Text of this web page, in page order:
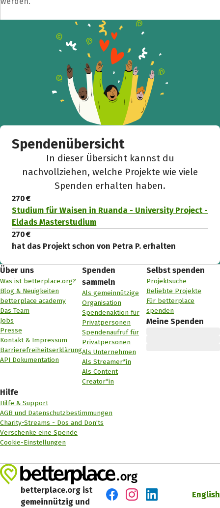
Spendenübersicht
In dieser Übersicht kannst du
nachvollziehen, welche Projekte wie viele
Spenden erhalten haben.
270 €
Studium für Waisen in Ruanda - University Project -
Eldads Masterstudium
270 €
hat das Projekt schon von Petra P. erhalten
Über uns
Was ist betterplace.org?
Blog & Neuigkeiten
betterplace academy
Das Team
Jobs
Presse
Kontakt & Impressum
Barrierefreiheitserklärung
API Dokumentation
Spenden
sammeln
Als gemeinnützige
Organisation
Spendenaktion für
Privatpersonen
Spendenaufruf für
Privatpersonen
Als Unternehmen
Als Streamer*in
Als Content
Creator*in
Selbst spenden
Projektsuche
Beliebte Projekte
Für betterplace
spenden
Meine Spenden
Hilfe
Hilfe & Support
AGB und Datenschutzbestimmungen
Charity-Streams - Dos and Don'ts
Verschenke eine Spende
Cookie-Einstellungen
betterplace.org ist
gemeinnützig und
English